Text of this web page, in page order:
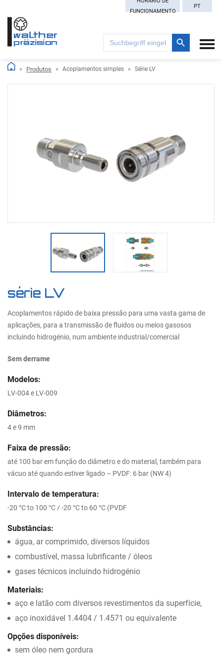
FUNCIONAMENTO
PT
Search
for:
Search Button
Produtos Acoplamentos simples Série LV
série LV
Acoplamentos rápido de baixa pressão para uma vasta gama de
aplicações, para a transmissão de fluidos ou meios gasosos
incluindo hidrogénio, num ambiente industrial/comercial
Sem derrame
Modelos:
LV-004 e LV-009
Diâmetros:
4 e 9 mm
Faixa de pressão:
até 100 bar em função do diâmetro e do material, também para
vácuo até quando estiver ligado – PVDF: 6 bar (NW 4)
Intervalo de temperatura:
-20 °C to 100 °C / -20 °C to 60 °C (PVDF
Substâncias:
água, ar comprimido, diversos líquidos
combustível, massa lubrificante / óleos
gases técnicos incluindo hidrogénio
Materiais:
aço e latão com diversos revestimentos da superfície,
aço inoxidável 1.4404 / 1.4571 ou equivalente
Opções disponíveis:
sem óleo nem gordura